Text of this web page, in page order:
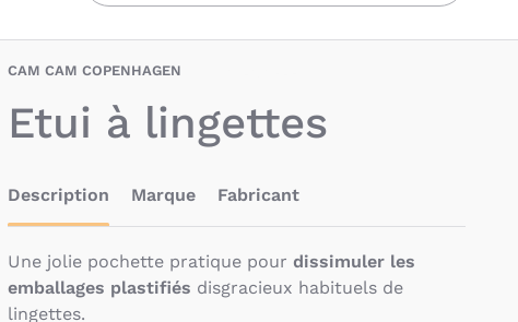
CAM CAM COPENHAGEN
Etui à lingettes
Description Marque Fabricant
Une jolie pochette pratique pour dissimuler les
emballages plastifiés disgracieux habituels de
lingettes.